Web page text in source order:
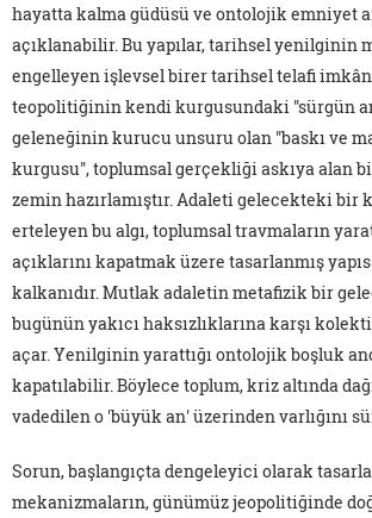
hayatta kalma güdüsü ve ontolojik emniyet
açıklanabilir. Bu yapılar, tarihsel yenilginin
engelleyen işlevsel birer tarihsel telafi
teopolitiğinin kendi kurgusundaki "sürgün
geleneğinin kurucu unsuru olan "baskı ve
kurgusu", toplumsal gerçekliği askıya alan
zemin hazırlamıştır. Adaleti gelecekteki bir
erteleyen bu algı, toplumsal travmaların
açıklarını kapatmak üzere tasarlanmış
kalkanıdır. Mutlak adaletin metafizik bir
bugünün yakıcı haksızlıklarına karşı
açar. Yenilginin yarattığı ontolojik boşluk
kapatılabilir. Böylece toplum, kriz altında
vadedilen o 'büyük an' üzerinden varlığını
Sorun, başlangıçta dengeleyici olarak
mekanizmaların, günümüz jeopolitiğinde